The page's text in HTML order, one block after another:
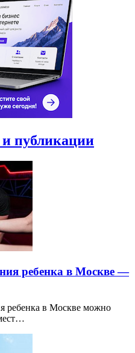
и публикации
ребенка в Москве —
ребенка в Москве можно